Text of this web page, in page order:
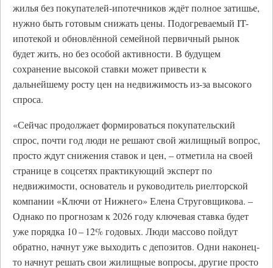
жилья без покупателей-ипотечников ждёт полное затишье,
нужно быть готовым снижать цены. Подогреваемый IT-
ипотекой и обновлённой семейной первичный рынок
будет жить, но без особой активности. В будущем
сохранение высокой ставки может привести к
дальнейшему росту цен на недвижимость из-за высокого
спроса.
«Сейчас продолжает формироваться покупательский
спрос, почти год люди не решают свой жилищный вопрос,
просто ждут снижения ставок и цен, – отметила на своей
странице в соцсетях практикующий эксперт по
недвижимости, основатель и руководитель риелторской
компании «Ключи от Нижнего» Елена Струговщикова. –
Однако по прогнозам к 2026 году ключевая ставка будет
уже порядка 10 – 12% годовых. Люди массово пойдут
обратно, начнут уже выходить с депозитов. Одни наконец-
то начнут решать свои жилищные вопросы, другие просто